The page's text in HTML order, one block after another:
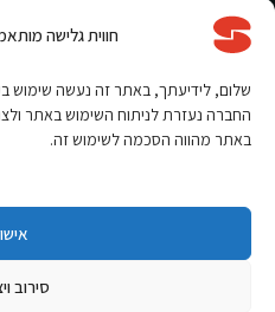
חווית גלישה
החברה נעזרת לניתוח השימוש באתר
באתר מהווה הסכמה לשימוש זה.
סירוב